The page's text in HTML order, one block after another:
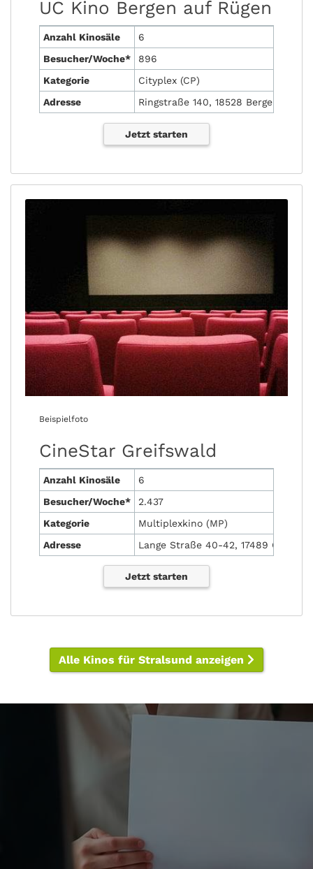
UC Kino Bergen auf Rügen
Anzahl Kinosäle
6
Besucher/Woche*
896
Kategorie
Cityplex (CP)
Adresse
Ringstraße 140, 18528 Bergen auf
Jetzt starten
Beispielfoto
CineStar Greifswald
Anzahl Kinosäle
6
Besucher/Woche*
2.437
Kategorie
Multiplexkino (MP)
Adresse
Lange Straße 40-42, 17489
Jetzt starten
Alle Kinos für Stralsund anzeigen